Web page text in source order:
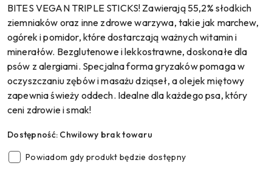
BITES VEGAN TRIPLE STICKS! Zawierają 55,2% słodkich
ziemniaków oraz inne zdrowe warzywa, takie jak marchew,
ogórek i pomidor, które dostarczają ważnych witamin i
minerałów. Bezglutenowe i lekkostrawne, doskonałe dla
psów z alergiami. Specjalna forma gryzaków pomaga w
oczyszczaniu zębów i masażu dziąseł, a olejek miętowy
zapewnia świeży oddech. Idealne dla każdego psa, który
ceni zdrowie i smak!
Dostępność: Chwilowy brak towaru
Powiadom gdy produkt będzie dostępny